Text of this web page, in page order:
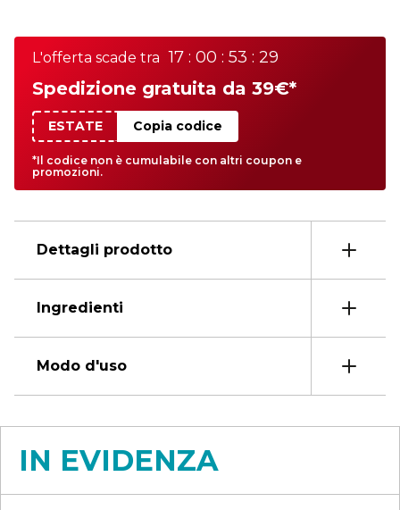
L'offerta scade tra 17 : 00 : 53 : 29
Spedizione gratuita da 39€*
ESTATE Copia codice
*Il codice non è cumulabile con altri coupon e
promozioni.
Dettagli prodotto
Ingredienti
Modo d'uso
IN EVIDENZA